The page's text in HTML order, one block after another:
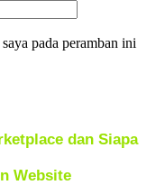
pada peramban ini
dan Siapa
Website